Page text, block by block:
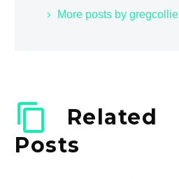
More posts by gregcollie
Related
Posts